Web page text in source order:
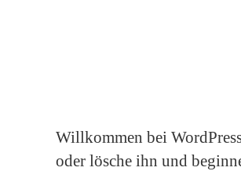
Willkommen bei
oder lösche ihn und